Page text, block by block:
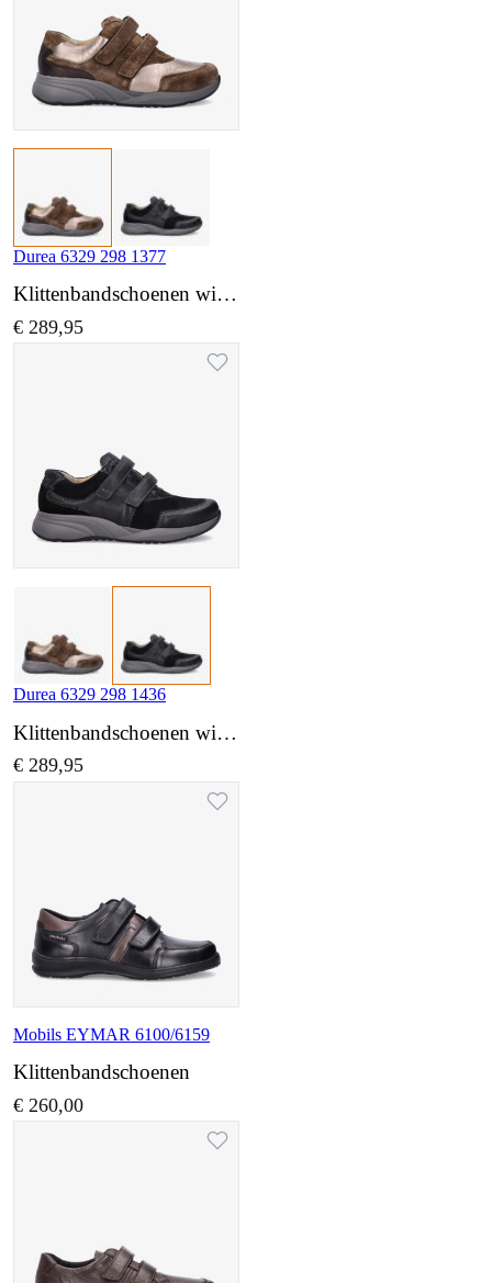
Durea 6329 298 1377
Klittenbandschoenen wijdte K
€ 289,95
Durea 6329 298 1436
Klittenbandschoenen wijdte K
€ 289,95
Mobils EYMAR 6100/6159
Klittenbandschoenen
€ 260,00